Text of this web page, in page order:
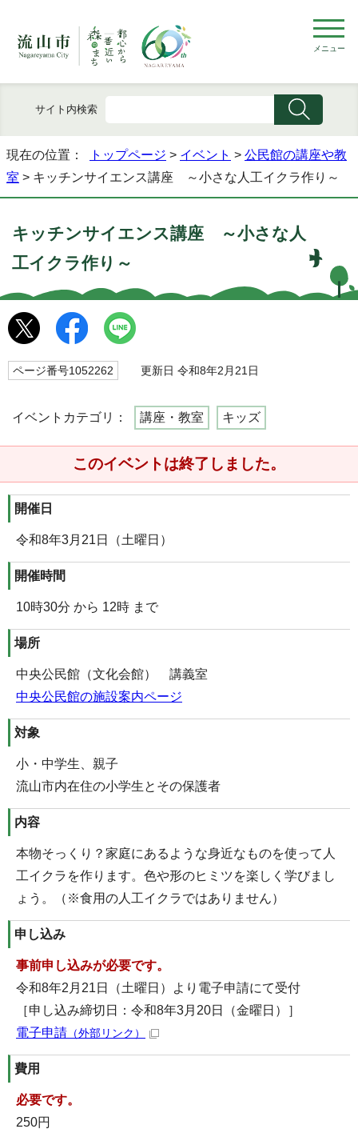
メニュー
サイト内検索
現在の位置： トップページ > イベント > 公民館の講座や教
室 > キッチンサイエンス講座 ～小さな人工イクラ作り～
キッチンサイエンス講座 ～小さな人
工イクラ作り～
ページ番号1052262 更新日 令和8年2月21日
イベントカテゴリ： 講座・教室 キッズ
このイベントは終了しました。
開催日
令和8年3月21日（土曜日）
開催時間
10時30分 から 12時 まで
場所
中央公民館（文化会館） 講義室
中央公民館の施設案内ページ
対象
小・中学生、親子
流山市内在住の小学生とその保護者
内容
本物そっくり？家庭にあるような身近なものを使って人
工イクラを作ります。色や形のヒミツを楽しく学びまし
ょう。（※食用の人工イクラではありません）
申し込み
事前申し込みが必要です。
令和8年2月21日（土曜日）より電子申請にて受付
［申し込み締切日：令和8年3月20日（金曜日）］
電子申請 （外部リンク）
費用
必要です。
250円